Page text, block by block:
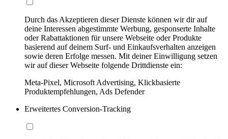
Durch das Akzeptieren dieser Dienste können wir dir auf
deine Interessen abgestimmte Werbung, gesponserte Inhalte
oder Rabattaktionen für unsere Webseite oder Produkte
basierend auf deinem Surf- und Einkaufsverhalten anzeigen
sowie deren Erfolge messen. Mit deiner Einwilligung setzen
wir auf dieser Webseite folgende Drittdienste ein:
Meta-Pixel, Microsoft Advertising, Klickbasierte
Produktempfehlungen, Ads Defender
Erweitertes Conversion-Tracking